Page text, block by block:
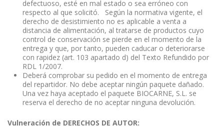
defectuoso, esté en mal estado o sea erróneo con
respecto al que solicitó. Según la normativa vigente, el
derecho de desistimiento no es aplicable a venta a
distancia de alimentación, al tratarse de productos cuyo
control de conservación se pierde en el momento de la
entrega y que, por tanto, pueden caducar o deteriorarse
con rapidez (art. 103 apartado d) del Texto Refundido por
RDL 1/2007.
Deberá comprobar su pedido en el momento de entrega
del repartidor. No debe aceptar ningún paquete dañado.
Una vez haya aceptado el paquete BIOCARNE, S.L. se
reserva el derecho de no aceptar ninguna devolución.
Vulneración de DERECHOS DE AUTOR: